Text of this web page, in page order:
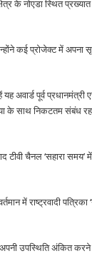
के नोएडा स्थित
कई प्रोजेक्ट में अपना
अवार्ड पूर्व प्रधानमंत्री
साथ निकटतम संबंध रहा
चैनल ‘सहारा समय’ में
में राष्ट्रवादी पत्रिका
उपस्थिति अंकित